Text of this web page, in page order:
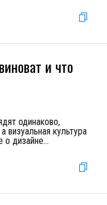
и что
одинаково,
культура
о дизайне...